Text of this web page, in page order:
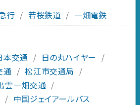
行 / 若桜鉄道 / 一畑電鉄
本交通 / 日の丸ハイヤー /
通 / 松江市交通局 /
雲一畑交通 /
/ 中国ジェイアールバス